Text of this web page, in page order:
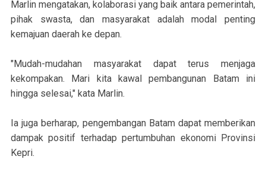
Marlin mengatakan, kolaborasi yang baik antara pemerintah,
pihak swasta, dan masyarakat adalah modal penting
kemajuan daerah ke depan.
"Mudah-mudahan masyarakat dapat terus menjaga
kekompakan. Mari kita kawal pembangunan Batam ini
hingga selesai," kata Marlin.
Ia juga berharap, pengembangan Batam dapat memberikan
dampak positif terhadap pertumbuhan ekonomi Provinsi
Kepri.